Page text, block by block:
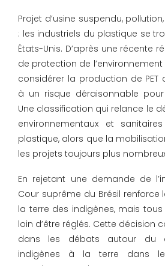
Projet d’usine suspendu,
: les industriels du plastique se
États-Unis. D’après une récente
de protection de
considérer la production de
à un risque déraisonnable
Une classification qui relance le
environnementaux et
plastique, alors que la
les projets toujours plus
En rejetant une demande de
Cour suprême du Brésil renforce
la terre des indigènes, mais
loin d’être réglés. Cette décision
dans les débats autour du
indigènes à la terre dans